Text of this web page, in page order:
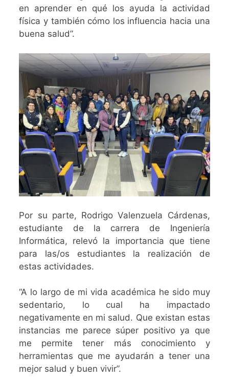
en aprender en qué los ayuda la actividad
física y también cómo los influencia hacia una
buena salud”.
Por su parte, Rodrigo Valenzuela Cárdenas,
estudiante de la carrera de Ingeniería
Informática, relevó la importancia que tiene
para las/os estudiantes la realización de
estas actividades.
“A lo largo de mi vida académica he sido muy
sedentario, lo cual ha impactado
negativamente en mi salud. Que existan estas
instancias me parece súper positivo ya que
me permite tener más conocimiento y
herramientas que me ayudarán a tener una
mejor salud y buen vivir”.